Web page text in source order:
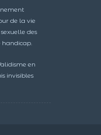
de la vie
des
handicap.
en
invisibles